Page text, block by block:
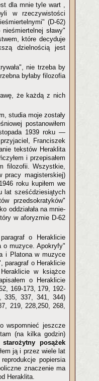
dla mnie tyle wart ,
w rzeczywistości
(D-62)
sławy"
które decyduje
dzielnością jest
nie trzeba by
byłaby filozofia
że każdą z nich
studia moje zostały
postanowiłem
1939 roku —
Franciszek
tekstów Heraklita
i przepisałem
filozofii. Wszystkie,
pracy magisterskiej)
roku kupiłem we
lat sześćdziesiątych
przedsokratyków"
oddziałała na mnie-
w aforyzmie D-62
o Heraklicie
o muzyce. Apokryfy"
i Platona w muzyce
paragraf o Heraklicie
w książce
o Heraklicie
169-173, 179, 192-
335, 337, 341, 344)
219, 228,250, 268,
wspomnieć jeszcze
(na kilka godzin)
starożytny posążek
ją i przez wiele lat
popiersia
znaczenie ma
Heraklita.